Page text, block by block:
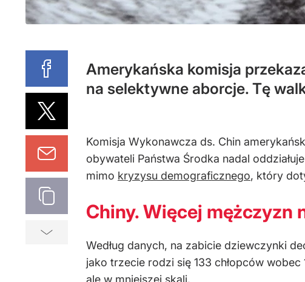
Amerykańska komisja
na selektywne aborcje. Tę
Komisja Wykonawcza ds. Chin
obywateli Państwa Środka nadal
mimo kryzysu demograficznego, który
Chiny. Więcej mężczyzn
Według danych, na zabicie dziewczynki
jako trzecie rodzi się 133 chłopców
ale w mniejszej skali.